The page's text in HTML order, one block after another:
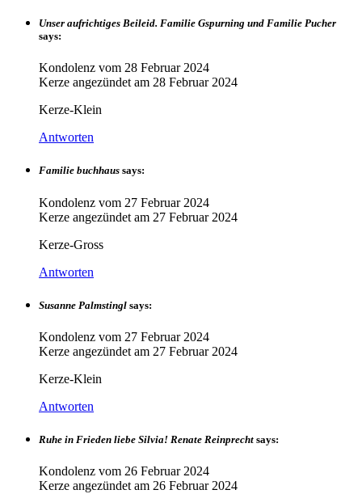
Unser aufrichtiges Beileid. Familie Gspurning und Familie Pucher
says:
Kondolenz vom 28 Februar 2024
Kerze angezündet am 28 Februar 2024
Kerze-Klein
Antworten
Familie buchhaus says:
Kondolenz vom 27 Februar 2024
Kerze angezündet am 27 Februar 2024
Kerze-Gross
Antworten
Susanne Palmstingl says:
Kondolenz vom 27 Februar 2024
Kerze angezündet am 27 Februar 2024
Kerze-Klein
Antworten
Ruhe in Frieden liebe Silvia! Renate Reinprecht says:
Kondolenz vom 26 Februar 2024
Kerze angezündet am 26 Februar 2024